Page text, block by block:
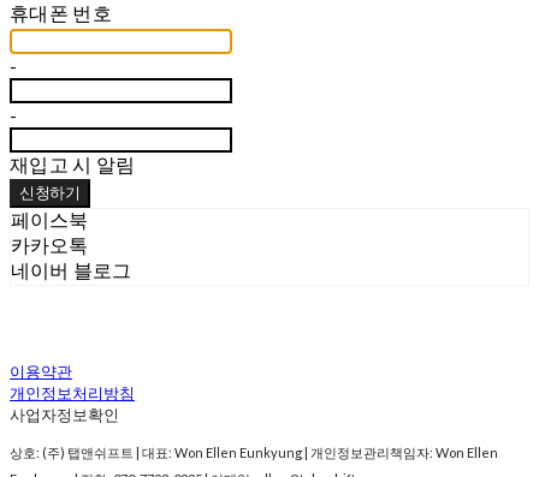
휴대폰 번호
-
-
재입고 시 알림
신청하기
페이스북
카카오톡
네이버 블로그
이용약관
개인정보처리방침
사업자정보확인
상호: (주) 탭앤쉬프트 | 대표: Won Ellen Eunkyung | 개인정보관리책임자: Won Ellen